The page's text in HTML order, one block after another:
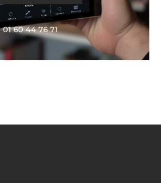
01 60 44 76 71